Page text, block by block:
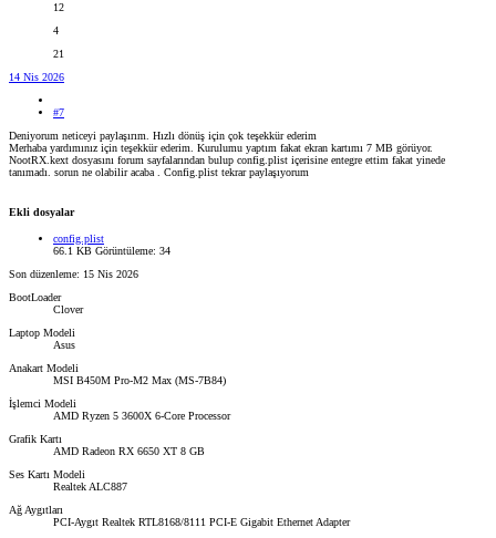
12
4
21
14 Nis 2026
#7
Deniyorum neticeyi paylaşırım. Hızlı dönüş için çok teşekkür ederim
Merhaba yardımınız için teşekkür ederim. Kurulumu yaptım fakat ekran kartımı 7 MB görüyor.
NootRX.kext dosyasını forum sayfalarından bulup config.plist içerisine entegre ettim fakat yinede
tanımadı. sorun ne olabilir acaba . Config.plist tekrar paylaşıyorum
Ekli dosyalar
config.plist
66.1 KB Görüntüleme: 34
Son düzenleme: 15 Nis 2026
BootLoader
Clover
Laptop Modeli
Asus
Anakart Modeli
MSI B450M Pro-M2 Max (MS-7B84)
İşlemci Modeli
AMD Ryzen 5 3600X 6-Core Processor
Grafik Kartı
AMD Radeon RX 6650 XT 8 GB
Ses Kartı Modeli
Realtek ALC887
Ağ Aygıtları
PCI-Aygıt Realtek RTL8168/8111 PCI-E Gigabit Ethernet Adapter